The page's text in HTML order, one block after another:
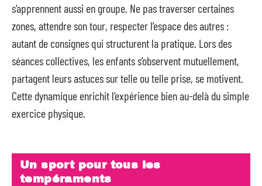
s’apprennent aussi en groupe. Ne pas traverser certaines
zones, attendre son tour, respecter l’espace des autres :
autant de consignes qui structurent la pratique. Lors des
séances collectives, les enfants s’observent mutuellement,
partagent leurs astuces sur telle ou telle prise, se motivent.
Cette dynamique enrichit l’expérience bien au-delà du simple
exercice physique.
Un sport pour tous les
tempéraments